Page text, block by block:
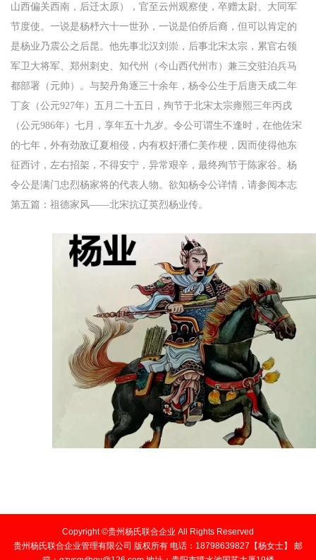
山西偏关西南，后迁太原），官至云州观察使，卒赠太尉、大同军
节度使。一说是杨杼六十一世孙，一说是伯侨后裔，但可以肯定的
是杨业乃震公之后昆。他先事北汉刘崇，后事北宋太宗，累官右领
军卫大将军、郑州刺史、知代州（今山西代州市）兼三交驻泊兵马
都部署（元帅）。与契丹角逐三十余年，杨令公生于后唐天成二年
丁亥（公元927年）五月二十五日，殉节于北宋太宗雍熙三年丙戌
（公元986年）七月，享年五十九岁。令公可谓生不逢时，在他佐宋
的七年，外有劲敌辽夏相侵，内有权奸潘仁美作梗，因而使得他东
征西讨，左右招架，不得安宁，异常艰辛，最终殉节于陈家谷。杨
令公是满门忠烈杨家将的代表人物。欲知杨令公详情，请参阅本志
第五篇：祖德家风——北宋抗辽英烈杨业传。
Copyright ©贵州杨氏联合企业 All Rights Reserved
贵州杨氏联合企业管理有限公司 版权所有 电话：18798639827【杨女士】 邮